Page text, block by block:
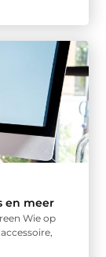
en meer
Wie op